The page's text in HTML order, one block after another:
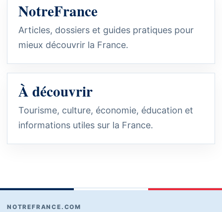
NotreFrance
Articles, dossiers et guides pratiques pour
mieux découvrir la France.
À découvrir
Tourisme, culture, économie, éducation et
informations utiles sur la France.
NOTREFRANCE.COM